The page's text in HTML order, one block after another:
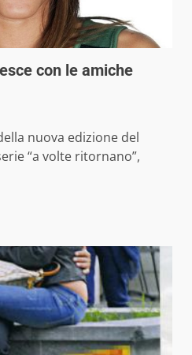
con le amiche
nuova edizione del
“a volte ritornano”,